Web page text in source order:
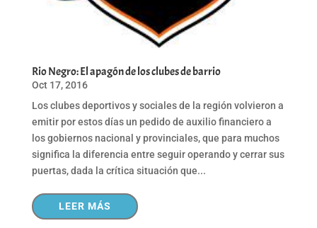
Rio Negro: El apagón de los clubes de barrio
Oct 17, 2016
Los clubes deportivos y sociales de la región volvieron a
emitir por estos días un pedido de auxilio financiero a
los gobiernos nacional y provinciales, que para muchos
significa la diferencia entre seguir operando y cerrar sus
puertas, dada la crítica situación que...
LEER MÁS